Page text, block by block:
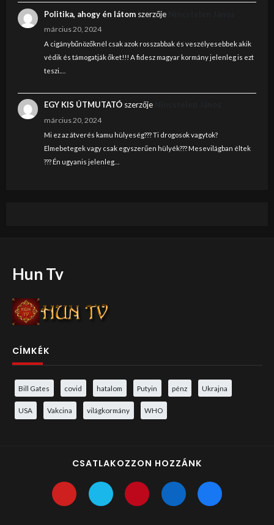
Politika, ahogy én látomszerzője
március 20, 2024
A cigánybűnözőknél csak azok rosszabbak és veszélyesebbek akik
védik és támogatják őket!!! A fidesz magyar kormány jelenleg is ezt
teszi.…
EGY KIS ÚTMUTATÓszerzője
március 20, 2024
Mi ez az átverés kamu hülyeség??? Ti drogosok vagytok?
Elmebetegek vagy csak egyszerűen hülyék??? Mesevilágban éltek
??? Én ugyanis jelenleg…
Hun Tv
CÍMKÉK
Bill Gates covid hatalom Putyin pénz Ukrajna
USA Vakcina világkormány WHO
CSATLAKOZZON HOZZÁNK